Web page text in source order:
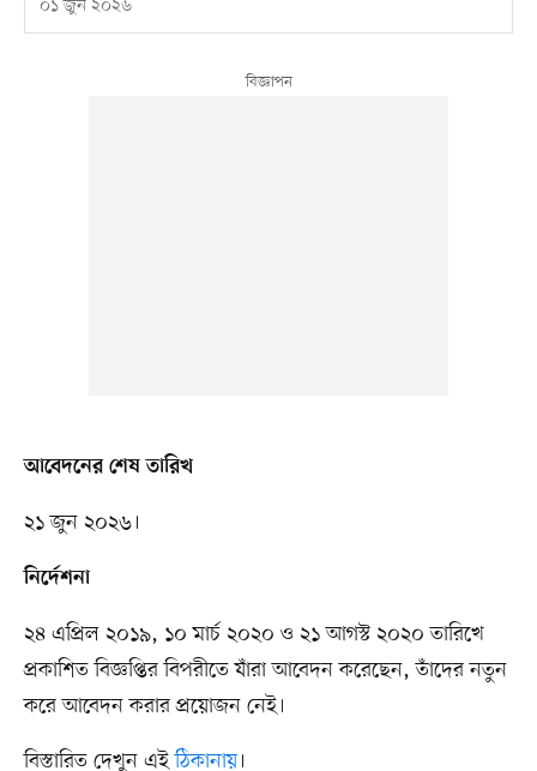
০১ জুন ২০২৬
আবেদনের শেষ তারিখ
২১ জুন ২০২৬।
নির্দেশনা
২৪ এপ্রিল ২০১৯, ১০ মার্চ ২০২০ ও ২১ আগস্ট ২০২০ তারিখে
প্রকাশিত বিজ্ঞপ্তির বিপরীতে যাঁরা আবেদন করেছেন, তাঁদের নতুন
করে আবেদন করার প্রয়োজন নেই।
বিস্তারিত দেখুন এইঠিকানায়।